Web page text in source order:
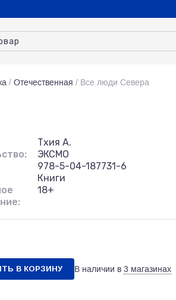
/ Отечественная / Все люди Севера
Тхия А.
ЭКСМО
978-5-04-187731-6
Книги
18+
В КОРЗИНУ В наличии в 3 магазинах